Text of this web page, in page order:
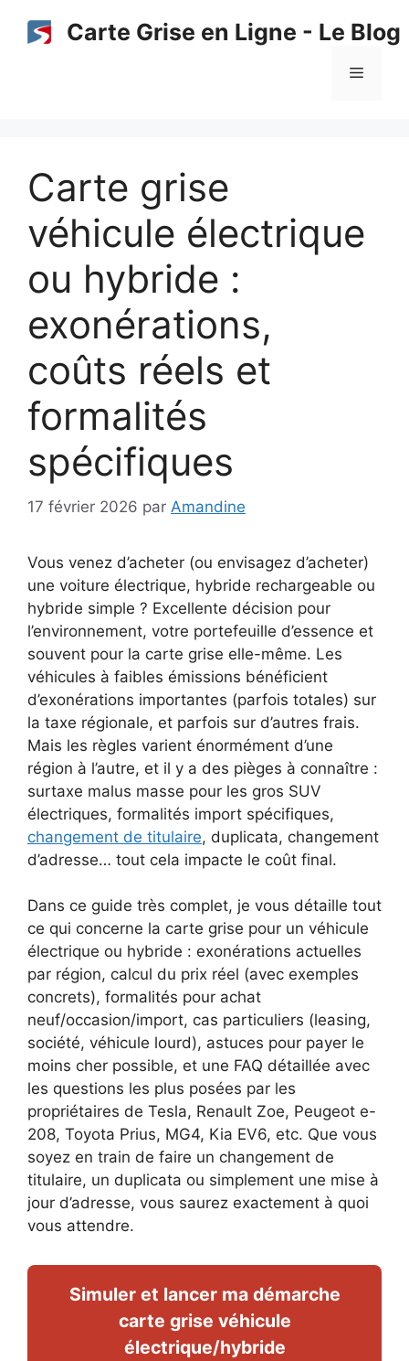
Carte Grise en Ligne - Le Blog
Menu
Carte grise
véhicule électrique
ou hybride :
exonérations,
coûts réels et
formalités
spécifiques
17 février 2026 par Amandine
Vous venez d’acheter (ou envisagez d’acheter)
une voiture électrique, hybride rechargeable ou
hybride simple ? Excellente décision pour
l’environnement, votre portefeuille d’essence et
souvent pour la carte grise elle-même. Les
véhicules à faibles émissions bénéficient
d’exonérations importantes (parfois totales) sur
la taxe régionale, et parfois sur d’autres frais.
Mais les règles varient énormément d’une
région à l’autre, et il y a des pièges à connaître :
surtaxe malus masse pour les gros SUV
électriques, formalités import spécifiques,
changement de titulaire, duplicata, changement
d’adresse… tout cela impacte le coût final.
Dans ce guide très complet, je vous détaille tout
ce qui concerne la carte grise pour un véhicule
électrique ou hybride : exonérations actuelles
par région, calcul du prix réel (avec exemples
concrets), formalités pour achat
neuf/occasion/import, cas particuliers (leasing,
société, véhicule lourd), astuces pour payer le
moins cher possible, et une FAQ détaillée avec
les questions les plus posées par les
propriétaires de Tesla, Renault Zoe, Peugeot e-
208, Toyota Prius, MG4, Kia EV6, etc. Que vous
soyez en train de faire un changement de
titulaire, un duplicata ou simplement une mise à
jour d’adresse, vous saurez exactement à quoi
vous attendre.
Simuler et lancer ma démarche
carte grise véhicule
électrique/hybride